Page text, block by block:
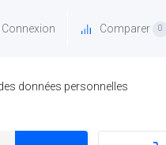
Connexion Comparer 0
données personnelles